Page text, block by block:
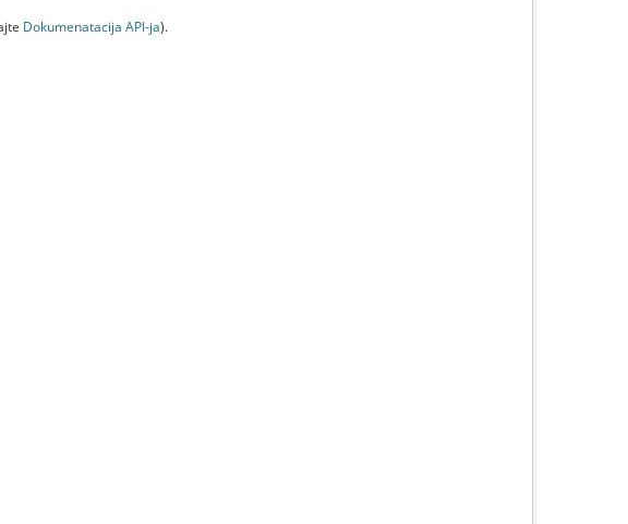
Dokumenаtаcijа API-jа).